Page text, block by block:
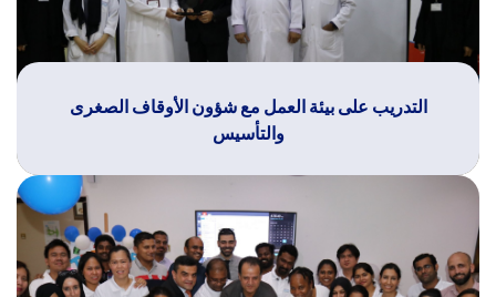
التدريب على بيئة العمل مع شؤون الأوقاف الصغرى
والتأسيس